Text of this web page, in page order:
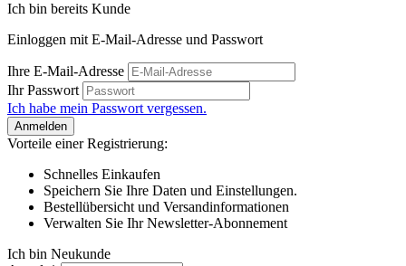
Ich bin bereits Kunde
Einloggen mit E-Mail-Adresse und Passwort
Ihre E-Mail-Adresse
Ihr Passwort
Ich habe mein Passwort vergessen.
Anmelden
Vorteile einer Registrierung:
Schnelles Einkaufen
Speichern Sie Ihre Daten und Einstellungen.
Bestellübersicht und Versandinformationen
Verwalten Sie Ihr Newsletter-Abonnement
Ich bin Neukunde